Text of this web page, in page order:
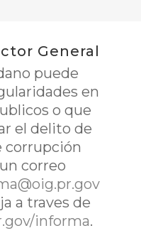
General
puede
en
o que
el delito de
corrupción
correo
a traves de
informa.